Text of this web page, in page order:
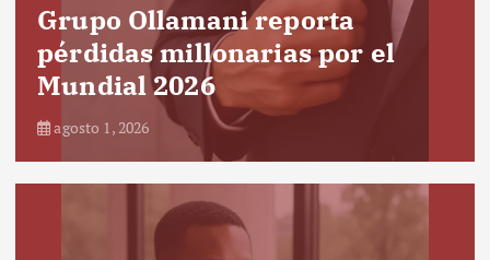
Grupo Ollamani reporta
pérdidas millonarias por el
Mundial 2026
agosto 1, 2026